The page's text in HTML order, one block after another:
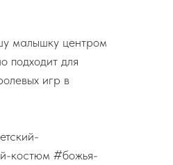
малышку центром
подходит для
игр в
костюм #божья-